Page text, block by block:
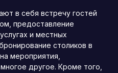
в себя встречу гостей
предоставление
и местных
столиков в
мероприятия,
другое. Кроме того,